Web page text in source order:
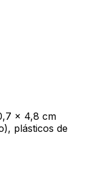
x 4,8 cm
plásticos de